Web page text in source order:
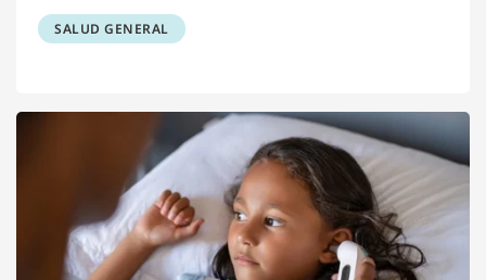
SALUD GENERAL